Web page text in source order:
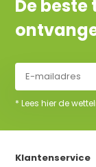
De
* Lees hier de
Klantenservice